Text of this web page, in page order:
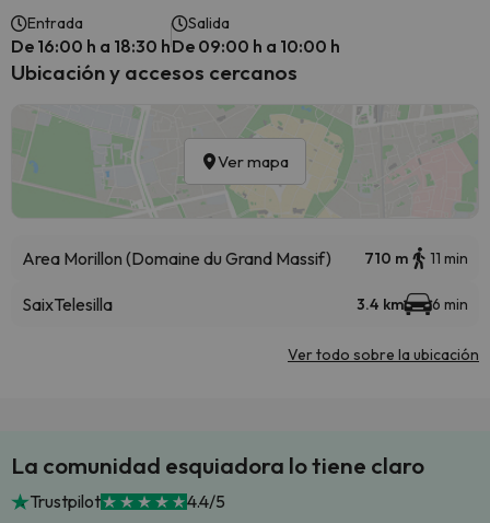
Entrada
De 16:00 h a 18:30 h
Salida
De 09:00 h a 10:00 h
Ubicación y accesos cercanos
Ver mapa
Area Morillon (Domaine du Grand Massif) 710 m 11 min
SaixTelesilla 3.4 km 6 min
Ver todo sobre la ubicación
La comunidad esquiadora lo tiene claro
Trustpilot 4.4/5